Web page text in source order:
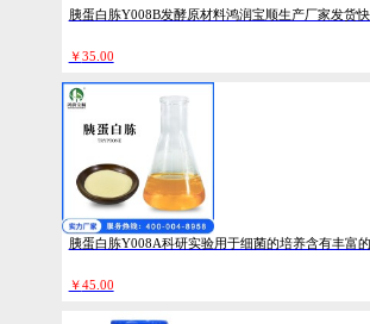
胰蛋白胨Y008B发酵原材料鸿润宝顺生产厂家发货
￥35.00
胰蛋白胨Y008A科研实验用于细菌的培养含有丰富
￥45.00